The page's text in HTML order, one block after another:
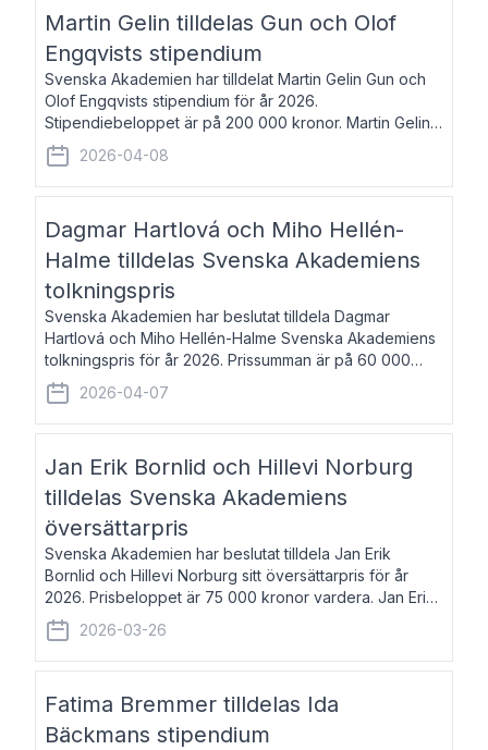
Martin Gelin tilldelas Gun och Olof
Engqvists stipendium
Svenska Akademien har tilldelat Martin Gelin Gun och
Olof Engqvists stipendium för år 2026.
Stipendiebeloppet är på 200 000 kronor. Martin Gelin,
född 1978, är journalist och författare. Han lever
numera i Paris men var under många år bosat
2026-04-08
Dagmar Hartlová och Miho Hellén-
Halme tilldelas Svenska Akademiens
tolkningspris
Svenska Akademien har beslutat tilldela Dagmar
Hartlová och Miho Hellén-Halme Svenska Akademiens
tolkningspris för år 2026. Prissumman är på 60 000
kronor var. Dagmar Hartlová, född 1951, översätter
huvudsakligen från svenska till tjeckiska
2026-04-07
Jan Erik Bornlid och Hillevi Norburg
tilldelas Svenska Akademiens
översättarpris
Svenska Akademien har beslutat tilldela Jan Erik
Bornlid och Hillevi Norburg sitt översättarpris för år
2026. Prisbeloppet är 75 000 kronor vardera. Jan Erik
Bornlid, född 1947, är översättare från tyska. Han är
främst känd för sina översät
2026-03-26
Fatima Bremmer tilldelas Ida
Bäckmans stipendium